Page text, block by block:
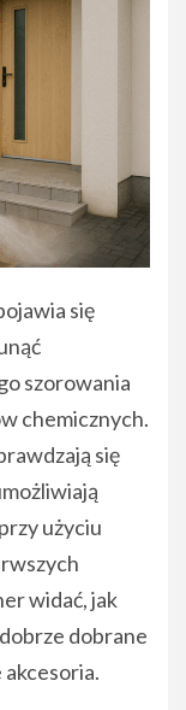
się
szorowania
chemicznych.
się
użyciu
widać, jak
dobrane